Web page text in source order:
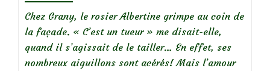
Chez Grany, le rosier Albertine grimpe au coin de
la façade. « C’est un tueur » me disait-elle,
quand il s’agissait de le tailler… En effet, ses
nombreux aiguillons sont acérés! Mais l’amour